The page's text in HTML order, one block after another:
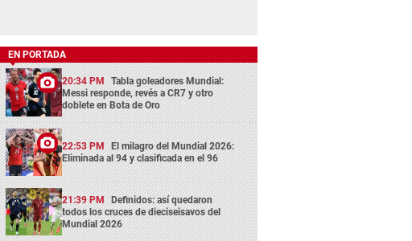
EN PORTADA
20:34 PM Tabla goleadores Mundial:
Messi responde, revés a CR7 y otro
doblete en Bota de Oro
22:53 PM El milagro del Mundial 2026:
Eliminada al 94 y clasificada en el 96
21:39 PM Definidos: así quedaron
todos los cruces de dieciseisavos del
Mundial 2026